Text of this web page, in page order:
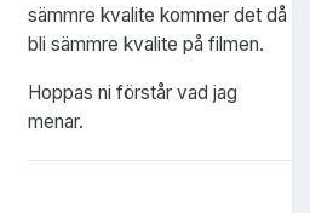
sämmre kvalite kommer det då
bli sämmre kvalite på filmen.
Hoppas ni förstår vad jag
menar.